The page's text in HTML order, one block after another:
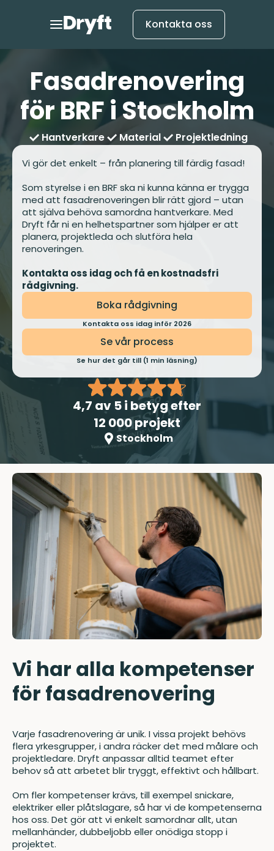
Kontakta oss
Fasadrenovering
för BRF i Stockholm
Hantverkare Material Projektledning
Vi gör det enkelt – från planering till färdig fasad!
Som styrelse i en BRF ska ni kunna känna er trygga
med att fasadrenoveringen blir rätt gjord – utan
att själva behöva samordna hantverkare. Med
Dryft får ni en helhetspartner som hjälper er att
planera, projektleda och slutföra hela
renoveringen.
Kontakta oss idag och få en kostnadsfri
rådgivning.
Boka rådgivning
Kontakta oss idag inför 2026
Se vår process
Se hur det går till (1 min läsning)
4,7 av 5 i betyg efter
12 000 projekt
Stockholm
Vi har alla kompetenser
för fasadrenovering
Varje fasadrenovering är unik. I vissa projekt behövs
flera yrkesgrupper, i andra räcker det med målare och
projektledare. Dryft anpassar alltid teamet efter
behov så att arbetet blir tryggt, effektivt och hållbart.
Om fler kompetenser krävs, till exempel snickare,
elektriker eller plåtslagare, så har vi de kompetenserna
hos oss. Det gör att vi enkelt samordnar allt, utan
mellanhänder, dubbeljobb eller onödiga stopp i
projektet.